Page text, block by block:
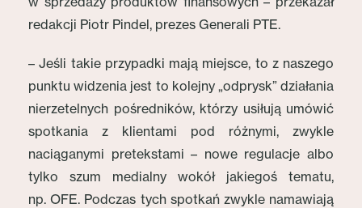
redakcji Piotr Pindel, prezes Generali PTE.
– Jeśli takie przypadki mają miejsce, to z naszego
punktu widzenia jest to kolejny „odprysk” działania
nierzetelnych pośredników, którzy usiłują umówić
spotkania z klientami pod różnymi, zwykle
naciąganymi pretekstami – nowe regulacje albo
tylko szum medialny wokół jakiegoś tematu,
np. OFE. Podczas tych spotkań zwykle namawiają